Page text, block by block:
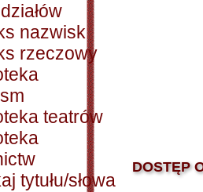
nazwisk
rzeczowy
teatrów
tytułu/słowa
DOSTĘP